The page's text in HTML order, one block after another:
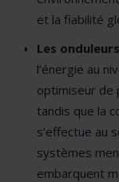
et la fiabilité
Les
l’énergie au
optimiseur de
tandis que la
s’effectue au
systèmes
embarquent